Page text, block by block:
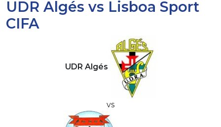
UDR Algés vs Lisboa Sport
CIFA
UDR Algés
vs